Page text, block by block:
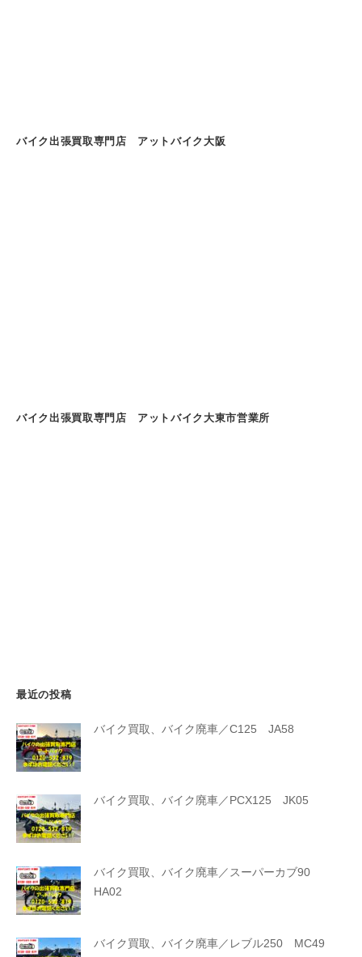
バイク出張買取専門店 アットバイク大阪
バイク出張買取専門店 アットバイク大東市営業所
最近の投稿
バイク買取、バイク廃車／C125 JA58
バイク買取、バイク廃車／PCX125 JK05
バイク買取、バイク廃車／スーパーカブ90
HA02
バイク買取、バイク廃車／レブル250 MC49